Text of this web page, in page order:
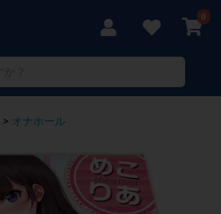
0
> オナホール